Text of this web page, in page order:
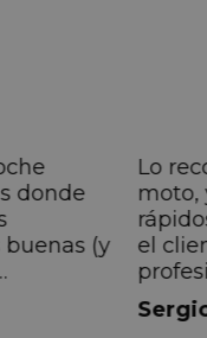
donde
(y
sido
siempre
Lo
moto,
el